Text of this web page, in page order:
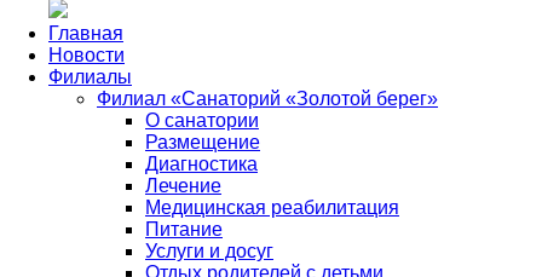
Главная
Новости
Филиалы
Филиал «Санаторий «Золотой берег»
О санатории
Размещение
Диагностика
Лечение
Медицинская реабилитация
Питание
Услуги и досуг
Отдых родителей с детьми